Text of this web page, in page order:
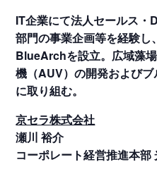
IT企業にて法人セールス・
部門の事業企画等を経験
BlueArchを設立。広域藻
機（AUV）の開発および
に取り組む。
京セラ株式会社
瀬川 裕介
コーポレート経営推進本